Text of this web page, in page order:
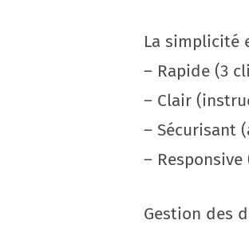
La simplicité
– Rapide (3
– Clair
– Sécurisant
–
Gestion des